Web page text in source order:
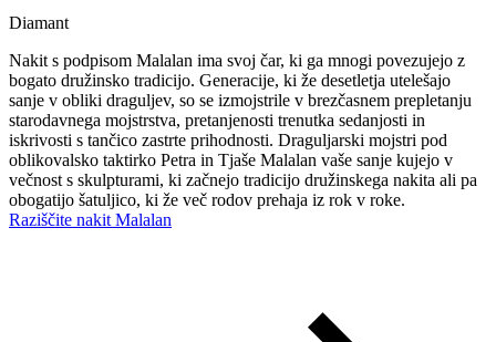
Diamant
Nakit s podpisom Malalan ima svoj čar, ki ga mnogi povezujejo z
bogato družinsko tradicijo. Generacije, ki že desetletja utelešajo
sanje v obliki draguljev, so se izmojstrile v brezčasnem prepletanju
starodavnega mojstrstva, pretanjenosti trenutka sedanjosti in
iskrivosti s tančico zastrte prihodnosti. Draguljarski mojstri pod
oblikovalsko taktirko Petra in Tjaše Malalan vaše sanje kujejo v
večnost s skulpturami, ki začnejo tradicijo družinskega nakita ali pa
obogatijo šatuljico, ki že več rodov prehaja iz rok v roke.
Raziščite nakit Malalan